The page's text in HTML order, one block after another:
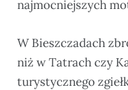
najmocniejszych
W Bieszczadach
niż w Tatrach czy
turystycznego